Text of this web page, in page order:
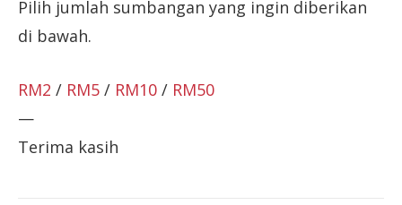
Pilih jumlah sumbangan yang ingin diberikan
di bawah.
RM2 / RM5 / RM10 / RM50
—
Terima kasih